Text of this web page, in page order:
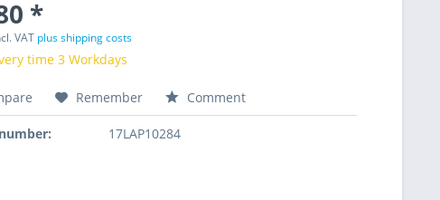
*
VAT plus shipping costs
time 3 Workdays
Remember Comment
17LAP10284